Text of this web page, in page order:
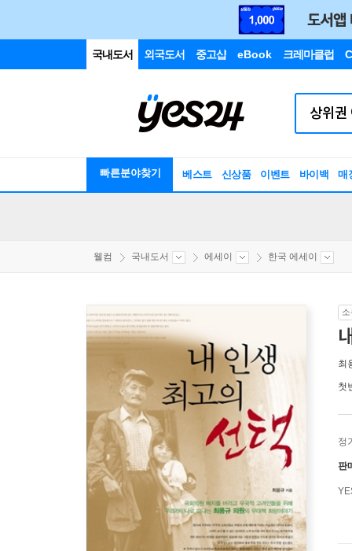
국내도서 외국도서 중고샵 eBook 크레마클럽
빠른분야찾기 베스트 신상품 이벤트 바이백 매
웰컴 국내도서 에세이 한국 에세이
최
첫
정
판